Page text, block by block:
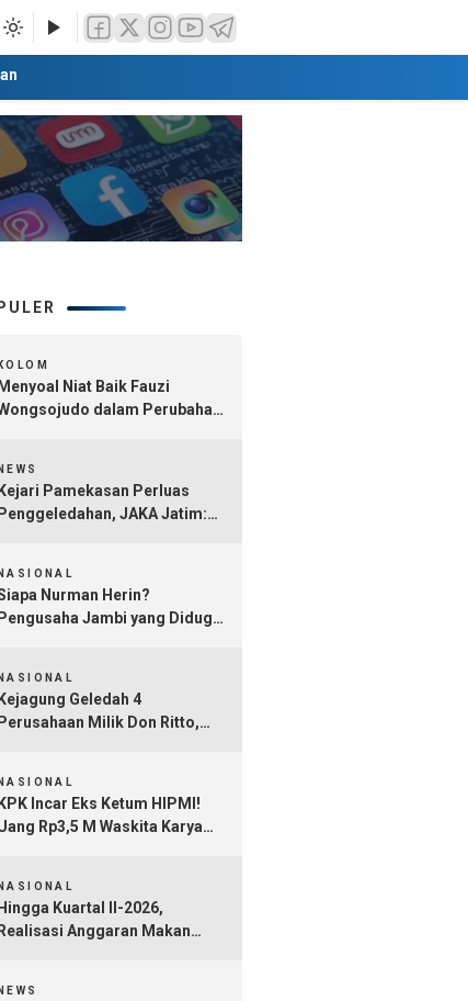
KOLOM
Menyoal Niat Baik Fauzi
dalam Perubahan
NEWS
Kejari Pamekasan Perluas
Penggeledahan, JAKA Jatim:
NASIONAL
Nurman Herin?
Pengusaha Jambi yang Diduga
NASIONAL
Kejagung Geledah 4
Perusahaan Milik Don Ritto,
NASIONAL
KPK Incar Eks Ketum HIPMI!
Rp3,5 M Waskita Karya
NASIONAL
Hingga Kuartal II-2026,
Realisasi Anggaran Makan
NEWS